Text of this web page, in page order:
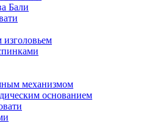
Бали
механизмом
основанием